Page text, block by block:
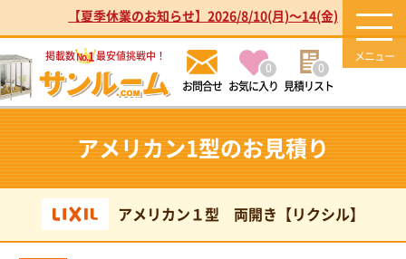
【夏季休業のお知らせ】2026/8/10(月)～14(金)
掲載数No.1最安値挑戦中！
お気に入り
0
見積リスト
0
アメリカン1型のお見積り
アメリカン１型 両開き【リクシル】